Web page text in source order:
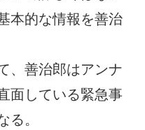
本的な情報を善治
、善治郎はアンナ
面している緊急事
る。